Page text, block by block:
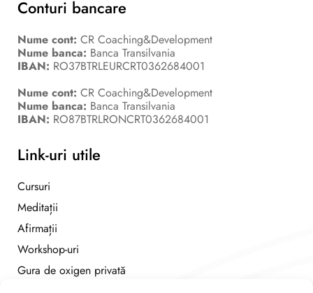
Conturi bancare
Nume cont: CR Coaching&Development
Nume banca: Banca Transilvania
IBAN: RO37BTRLEURCRT0362684001
Nume cont: CR Coaching&Development
Nume banca: Banca Transilvania
IBAN: RO87BTRLRONCRT0362684001
Link-uri utile
Cursuri
Meditații
Afirmații
Workshop-uri
Gura de oxigen privată